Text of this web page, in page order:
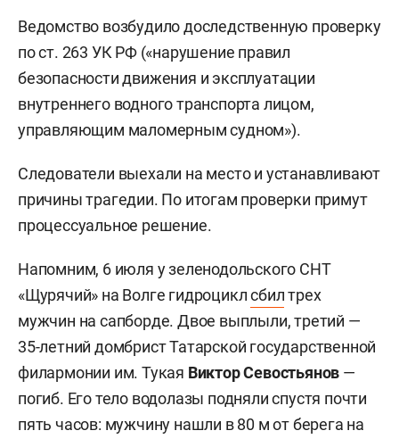
Ведомство возбудило доследственную проверку
по ст. 263 УК РФ («нарушение правил
безопасности движения и эксплуатации
внутреннего водного транспорта лицом,
управляющим маломерным судном»).
Следователи выехали на место и устанавливают
причины трагедии. По итогам проверки примут
процессуальное решение.
Напомним, 6 июля у зеленодольского СНТ
«Щурячий» на Волге гидроциклсбилтрех
мужчин на сапборде. Двое выплыли, третий —
35-летний домбрист Татарской государственной
филармонии им. Тукая Виктор Севостьянов —
погиб. Его тело водолазы подняли спустя почти
пять часов: мужчину нашли в 80 м от берега на